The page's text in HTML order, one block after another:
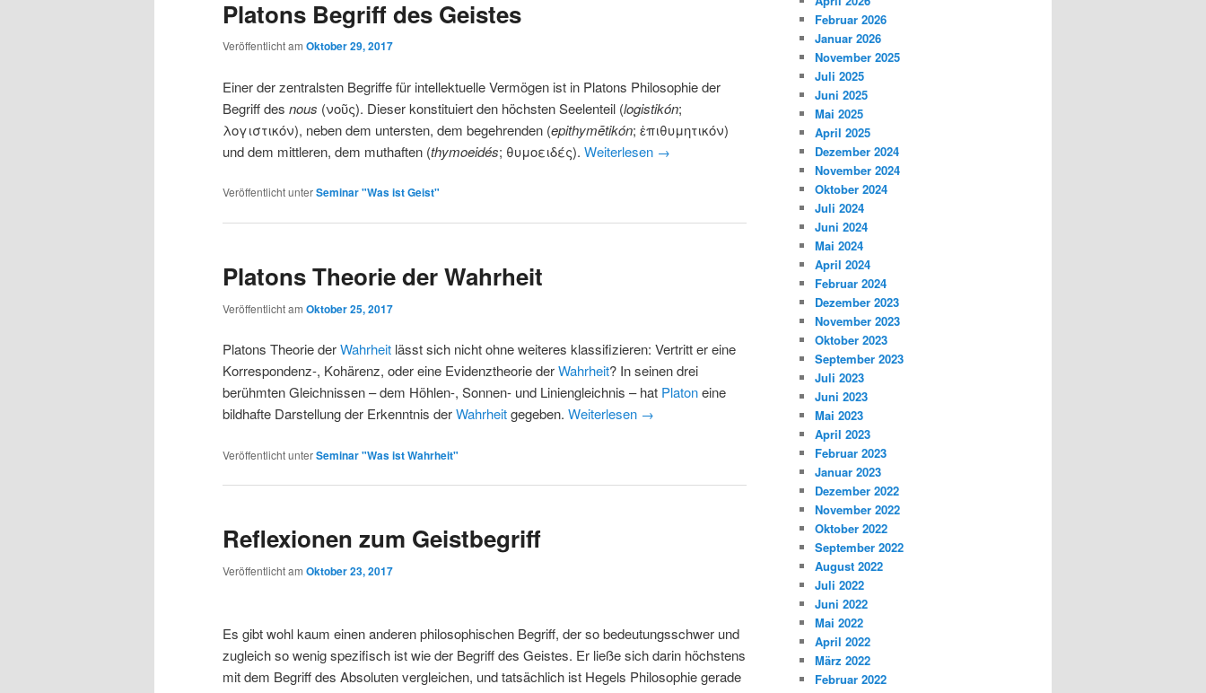
Platons Begriff des Geistes
Veröffentlicht am Oktober 29, 2017
Einer der zentralsten Begriffe für intellektuelle Vermögen ist in Platons Philosophie der
Begriff des nous (νοῦς). Dieser konstituiert den höchsten Seelenteil (logistikón;
λογιστικόν), neben dem untersten, dem begehrenden (epithymētikón; ἐπιθυμητικόν)
und dem mittleren, dem muthaften (thymoeidés; θυμοειδές). Weiterlesen →
Veröffentlicht unterSeminar "Was ist Geist"
Platons Theorie der Wahrheit
Veröffentlicht am Oktober 25, 2017
Platons Theorie derWahrheit lässt sich nicht ohne weiteres klassifizieren: Vertritt er eine
Korrespondenz-, Kohärenz, oder eine Evidenztheorie derWahrheit? In seinen drei
berühmten Gleichnissen – dem Höhlen-, Sonnen- und Liniengleichnis – hat Platoneine
bildhafte Darstellung der Erkenntnis derWahrheitgegeben. Weiterlesen →
Veröffentlicht unterSeminar "Was ist Wahrheit"
Reflexionen zum Geistbegriff
Veröffentlicht am Oktober 23, 2017
Es gibt wohl kaum einen anderen philosophischen Begriff, der so bedeutungsschwer und
zugleich so wenig spezifisch ist wie der Begriff des Geistes. Er ließe sich darin höchstens
mit dem Begriff des Absoluten vergleichen, und tatsächlich ist Hegels Philosophie gerade
Februar 2026
Januar 2026
November 2025
Juli 2025
Juni 2025
Mai 2025
April 2025
Dezember 2024
November 2024
Oktober 2024
Juli 2024
Juni 2024
Mai 2024
April 2024
Februar 2024
Dezember 2023
November 2023
Oktober 2023
September 2023
Juli 2023
Juni 2023
Mai 2023
April 2023
Februar 2023
Januar 2023
Dezember 2022
November 2022
Oktober 2022
September 2022
August 2022
Juli 2022
Juni 2022
Mai 2022
April 2022
März 2022
Februar 2022